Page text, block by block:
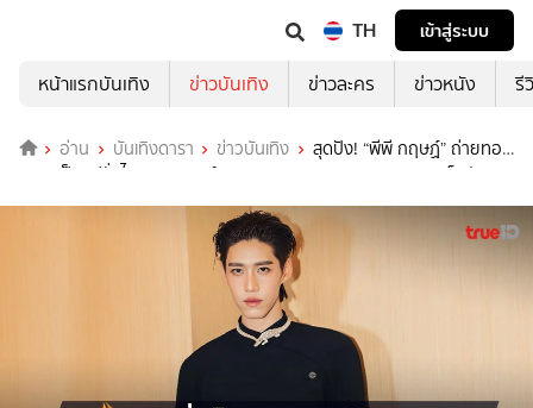
TH
เข้าสู่ระบบ
หน้าแรกบันเทิง
ข่าวบันเทิง ข่าวละคร ข่าวหนัง รี
อ่าน บันเทิงดารา ข่าวบันเทิง
สุดปัง! “พีพี กฤษฏ์” ถ่ายทอด
ความเป็นแฟชั่นไอคอนแบรนด์ “Ludovic de Saint Sernin” คอลเล็กชัน